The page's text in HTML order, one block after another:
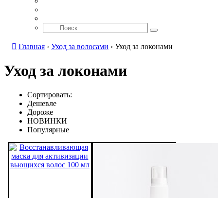
Главная › Уход за волосами › Уход за локонами
Уход за локонами
Сортировать:
Дешевле
Дороже
НОВИНКИ
Популярные